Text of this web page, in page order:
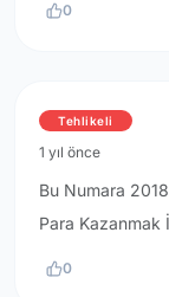
0
Tehlikeli
1 yıl önce
Bu Numara
Para Kazanmak
0